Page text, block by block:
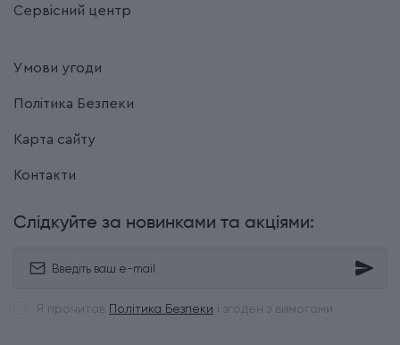
Сервісний центр
Умови угоди
Політика Безпеки
Карта сайту
Контакти
Слідкуйте за новинками та акціями:
Я прочитав Політика Безпеки і згоден з вимогами